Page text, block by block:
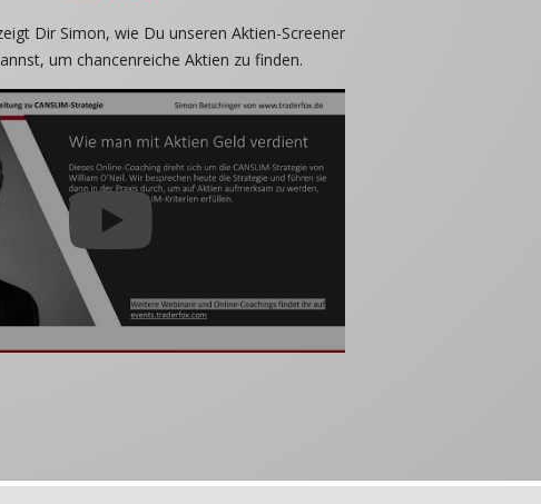
Dir Simon, wie Du unseren Aktien-Screener
um chancenreiche Aktien zu finden.